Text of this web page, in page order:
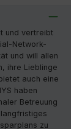
und vertreibt
Network-
und will allen
ihre Lieblinge
auch eine
haben
Betreuung
zu